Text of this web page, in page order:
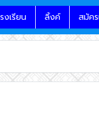
งเรียน ลิ้งค์ สมัค